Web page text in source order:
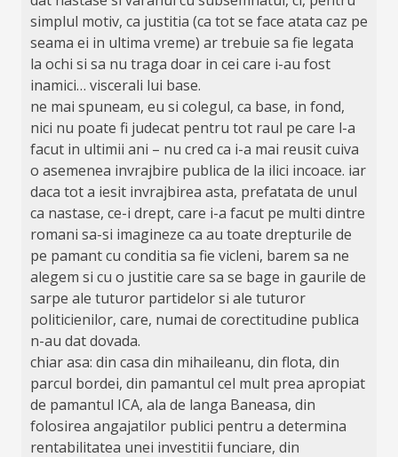
simplul motiv, ca justitia (ca tot se face atata caz pe
seama ei in ultima vreme) ar trebuie sa fie legata
la ochi si sa nu traga doar in cei care i-au fost
inamici… viscerali lui base.
ne mai spuneam, eu si colegul, ca base, in fond,
nici nu poate fi judecat pentru tot raul pe care l-a
facut in ultimii ani – nu cred ca i-a mai reusit cuiva
o asemenea invrajbire publica de la ilici incoace. iar
daca tot a iesit invrajbirea asta, prefatata de unul
ca nastase, ce-i drept, care i-a facut pe multi dintre
romani sa-si imagineze ca au toate drepturile de
pe pamant cu conditia sa fie vicleni, barem sa ne
alegem si cu o justitie care sa se bage in gaurile de
sarpe ale tuturor partidelor si ale tuturor
politicienilor, care, numai de corectitudine publica
n-au dat dovada.
chiar asa: din casa din mihaileanu, din flota, din
parcul bordei, din pamantul cel mult prea apropiat
de pamantul ICA, ala de langa Baneasa, din
folosirea angajatilor publici pentru a determina
rentabilitatea unei investitii funciare, din